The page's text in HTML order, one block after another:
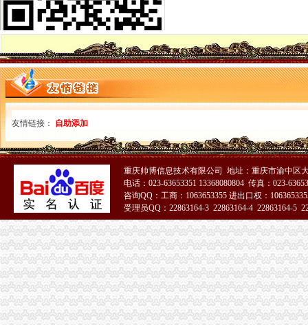
我是代办营业执照公司的那些园区内的房产证合同都放我们老板这里请
注册公司【0元代办营业执照】代理记账【广州智道工商注册】
【佛山市顺德区龙和会计咨询有限公司_顺德代办营业执照多少钱顺德
成都税务代理公司_成都代理记账公司_成都营业执照代办机构_成都工
【工商注册,郑州营业执照代办,合润财务服务】不限,价格,厂
东莞企业年检代办营业执照服务【今日推荐网】
代办合肥公司营业执照个体户注册代帐-合肥58同城
沈发出张银行代办营业执照--滨海高新
启东银行网点代办营业执照_江苏文明网
营业执照代办公司_卓亚财务会计_江汉营业执照代办-爱喇叭网
【注册青岛公司全程代办营业执照代理记账让您全程无忧】-青岛青岛
东莞长安代办营业执照金帐本会计从业人员容易忽视的小常识_其它类
【佛山市顺德区龙和会计咨询有限公司_顺德代办营业执照多少钱顺德
广州市办营业执照、营业执照变更代理、财税代理-广州58同城
【代办六盘水代办营业执照公司注册地址专业注资增资】-六盘水
东莞长安代办营业执照金账本收入核算中的错弊查证_其它类栏目_机电
北京朝代办公司工商营业执照注销_北京奥姆登记注册代理事务所_
北京延庆工商营业执照注销代办_工商税务注销代办_北京奥姆登记注
两路代办营业执照
【两路口会计服务|两路口会计师事务所】-今题两路口会计网
昌平区餐饮营业执照代办办理餐饮服务许可-聘证网
甘肃审计,甘肃财税顾问,甘肃增值税,甘肃工商代理,甘肃营业
友情链接： 自助添加
重庆帅博信息技术有限公司 地址：重庆市渝中区
电话：023-63653351 13368080804 传真：023-
咨询QQ：工商：1063653355 进出口权：
受理员QQ：22863164-3 22863164-4 22863164-5
51La